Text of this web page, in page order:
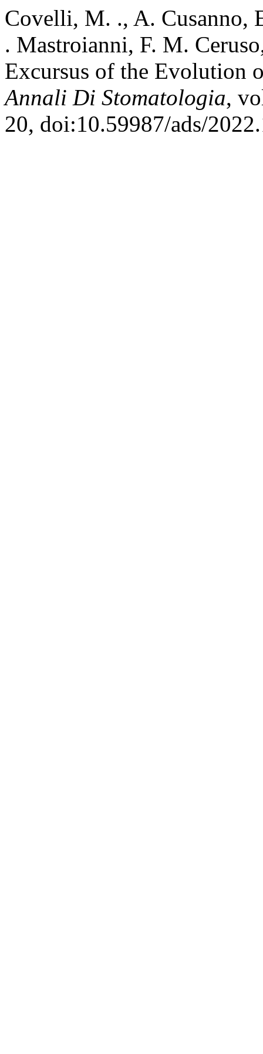
Covelli, M. ., A. Cusanno,
. Mastroianni, F. M.
Excursus of the Evolution
Annali Di Stomatologia,
20, doi:10.59987/ads/